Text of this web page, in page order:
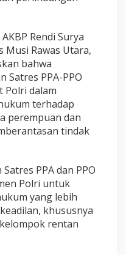
Rendi Surya
Musi Rawas Utara,
bahwa
Satres PPA-PPO
Polri dalam
terhadap
perempuan dan
tindak
PPA dan PPO
Polri untuk
yang lebih
khususnya
rentan